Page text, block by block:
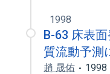
1998
B-63 床表
質流動予測
趙 晟佑 1998